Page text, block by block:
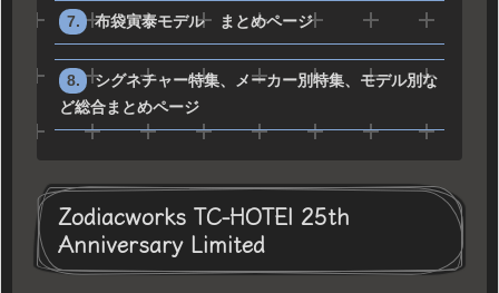
布袋寅泰モデル まとめページ
シグネチャー特集、メーカー別特集、モデル別な
ど総合まとめページ
Zodiacworks TC-HOTEI 25th
Anniversary Limited